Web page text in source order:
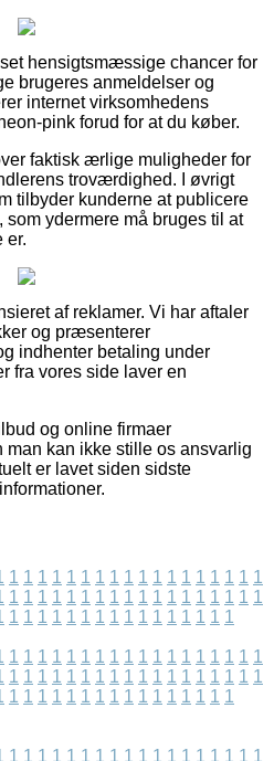
hensigtsmæssige chancer for
brugeres anmeldelser og
internet virksomhedens
pink forud for at du køber.
faktisk ærlige muligheder for
troværdighed. I øvrigt
tilbyder kunderne at publicere
ydermere må bruges til at
er.
af reklamer. Vi har aftaler
og præsenterer
indhenter betaling under
fra vores side laver en
og online firmaer
man kan ikke stille os ansvarlig
er lavet siden sidste
1 1 1 1 1 1 1 1 1 1 1 1 1 1 1 1 1 1
1 1 1 1 1 1 1 1 1 1 1 1 1 1 1 1 1 1
1 1 1 1 1 1 1 1 1 1 1 1 1 1 1 1
1 1 1 1 1 1 1 1 1 1 1 1 1 1 1 1 1 1
1 1 1 1 1 1 1 1 1 1 1 1 1 1 1 1 1 1
1 1 1 1 1 1 1 1 1 1 1 1 1 1 1 1
1 1 1 1 1 1 1 1 1 1 1 1 1 1 1 1 1 1